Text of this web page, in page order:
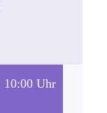
10:00 Uhr